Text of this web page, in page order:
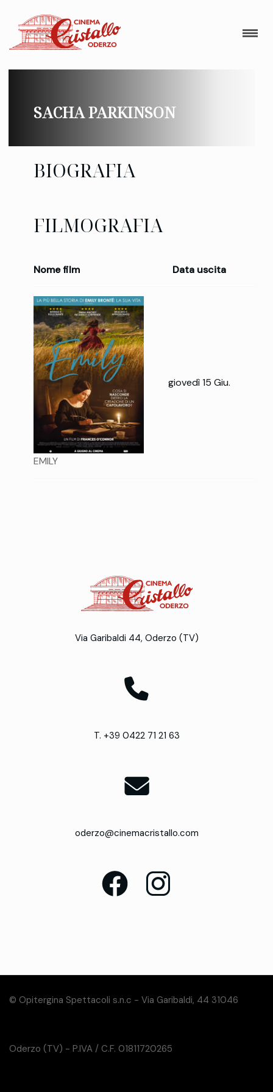
SACHA PARKINSON
BIOGRAFIA
FILMOGRAFIA
Nome film Data uscita
EMILY
giovedì 15 Giu.
Via Garibaldi 44, Oderzo (TV)
T. +39 0422 71 21 63
oderzo@cinemacristallo.com
© Opitergina Spettacoli s.n.c - Via Garibaldi, 44 31046
Oderzo (TV) - P.IVA / C.F. 01811720265